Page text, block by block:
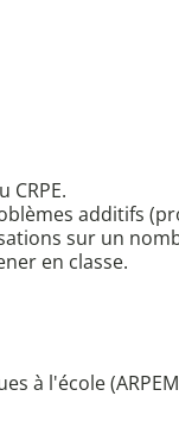
additifs
sur un
en classe.
l'école